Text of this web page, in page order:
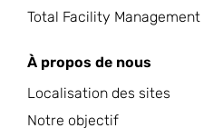
Total Facility Management
À propos de nous
Localisation des sites
Notre objectif